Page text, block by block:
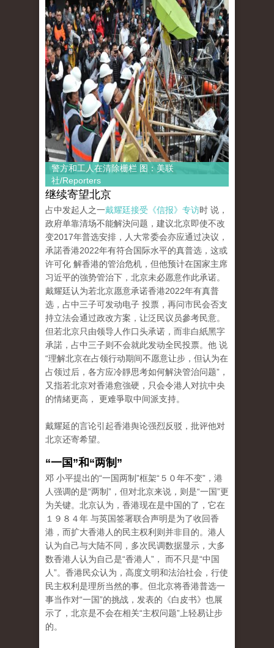
警方和工人在清除栅栏 图：美联
社/Reporters
继续寄望北京
占中发起人之一戴耀廷接受《信报》专访时 说，
政府单靠清场不能解決问题，建议北京即使不改
变2017年普选安排，人大常委会亦应通过决议，
承諾香港2022年有符合国际水平的真普选，这或
许可化 解香港的管治危机，但他预计在国家主席
习近平的強势管治下，北京未必愿意作此承诺。
戴耀廷认为若北京愿意承诺香港2022年有真普
选，占中三子可发动电子 投票，再问市民会否支
持立法会通过政改方案，让泛民议员參考民意。
但若北京只由领导人作口头承诺，而非白紙黑字
承諾，占中三子则不会就此发动全民投票。他 说
“理解北京在占领行动期间不愿意让步，但认为在
占领过后，各方应冷靜思考如何解決管治问题”，
又指若北京对香港愈強硬，只会令港人对抗中央
的情緒更高， 更难爭取中间派支持。
戴耀延的言论引起香港舆论强烈反驳，批评他对
北京还寄希望。
“一国”和“两制”
邓 小平提出的“一国两制”框架“５０年不变”，港
人强调的是“两制”，但对北京来说，则是“一国”更
为关键。北京认为，香港现在是中国的了，它在
１９８４年 与英国签署联合声明是为了收回香
港，而扩大香港人的民主权利则并非目的。港人
认为自己与大陆不同，多次民调数据显示，大多
数香港人认为自己是“香港人”， 而不只是“中国
人”。香港民众认为，高度文明和法治社会，行使
民主权利是理所当然的事。但北京将香港普选一
事当作对“一国”的挑战，发表的《白皮书》也展
示了，北京是不会在相关“主权问题”上轻易让步
的。